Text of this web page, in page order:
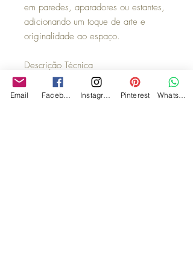
em paredes, aparadores ou estantes,
adicionando um toque de arte e
originalidade ao espaço.
Descrição Técnica
Bandeja decorativa da Geração 19,
com peças limitadas.
Email Pinterest